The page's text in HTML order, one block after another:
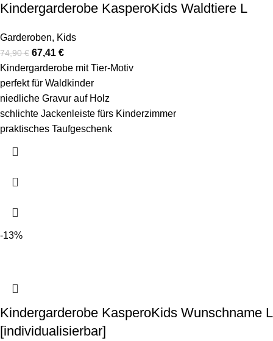
Kindergarderobe KasperoKids Waldtiere L
Garderoben, Kids
74,90€ 67,41 €
Kindergarderobe mit Tier-Motiv
perfekt für Waldkinder
niedliche Gravur auf Holz
schlichte Jackenleiste fürs Kinderzimmer
praktisches Taufgeschenk
-13%
Kindergarderobe KasperoKids Wunschname L
[individualisierbar]